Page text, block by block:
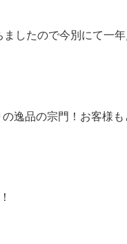
したので今別にて一
逸品の宗門！お客様